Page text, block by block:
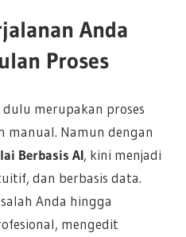
Anda
Proses
merupakan proses
manual. Namun dengan
Berbasis AI, kini menjadi
dan berbasis data.
Anda hingga
mengedit